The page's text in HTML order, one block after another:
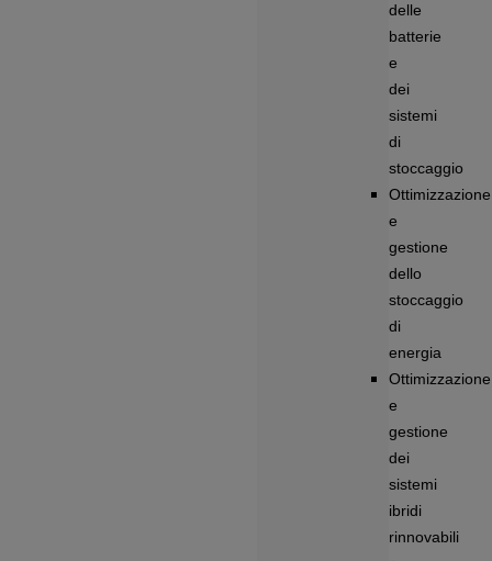
delle
batterie
e
dei
sistemi
di
stoccaggio
Ottimizzazione
e
gestione
dello
stoccaggio
di
energia
Ottimizzazione
e
gestione
dei
sistemi
ibridi
rinnovabili